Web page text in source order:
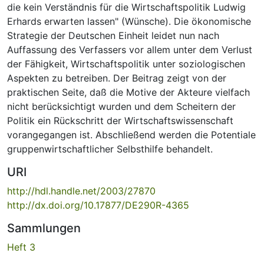
die kein Verständnis für die Wirtschaftspolitik Ludwig
Erhards erwarten lassen" (Wünsche). Die ökonomische
Strategie der Deutschen Einheit leidet nun nach
Auffassung des Verfassers vor allem unter dem Verlust
der Fähigkeit, Wirtschaftspolitik unter soziologischen
Aspekten zu betreiben. Der Beitrag zeigt von der
praktischen Seite, daß die Motive der Akteure vielfach
nicht berücksichtigt wurden und dem Scheitern der
Politik ein Rückschritt der Wirtschaftswissenschaft
vorangegangen ist. Abschließend werden die Potentiale
gruppenwirtschaftlicher Selbsthilfe behandelt.
URI
http://hdl.handle.net/2003/27870
http://dx.doi.org/10.17877/DE290R-4365
Sammlungen
Heft 3